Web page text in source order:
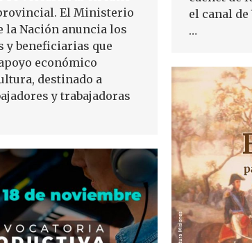
El Ministerio
la Nación anuncia los
y beneficiarias que
económico
destinado a
y trabajadoras
el canal
…